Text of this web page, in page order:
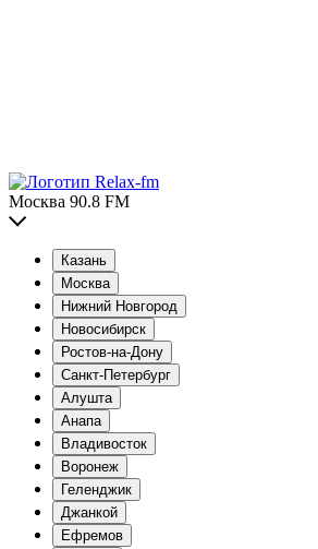
Москва 90.8 FM
Казань
Москва
Нижний Новгород
Новосибирск
Ростов-на-Дону
Санкт-Петербург
Алушта
Анапа
Владивосток
Воронеж
Геленджик
Джанкой
Ефремов